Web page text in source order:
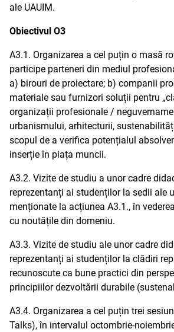
ale UAUIM.
Obiectivul O3
A3.1. Organizarea a cel puțin o masă
participe parteneri din mediul
a) birouri de proiectare; b) companii
materiale sau furnizori soluții pentru
organizații profesionale /
urbanismului, arhitecturii,
scopul de a verifica potențialul
inserție în piața muncii.
A3.2. Vizite de studiu a unor cadre
reprezentanți ai studenților la sedii ale
menționate la acțiunea A3.1., în
cu noutățile din domeniu.
A3.3. Vizite de studiu ale unor cadre
reprezentanți ai studenților la clădiri
recunoscute ca bune practici din
principiilor dezvoltării durabile
A3.4. Organizarea a cel puțin trei
Talks), în intervalul octombrie-